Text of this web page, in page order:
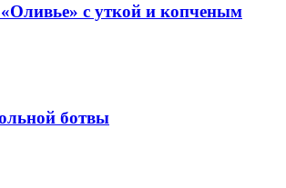
«Оливье» с уткой и копченым
ботвы